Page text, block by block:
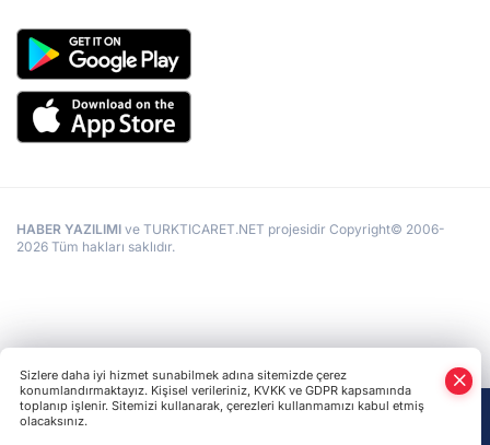
HABER YAZILIMI ve TURKTICARET.NET projesidir Copyright© 2006-
2026 Tüm hakları saklıdır.
Sizlere daha iyi hizmet sunabilmek adına sitemizde çerez
konumlandırmaktayız. Kişisel verileriniz, KVKK ve GDPR kapsamında
toplanıp işlenir. Sitemizi kullanarak, çerezleri kullanmamızı kabul etmiş
olacaksınız.